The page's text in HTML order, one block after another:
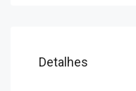
Detalhes